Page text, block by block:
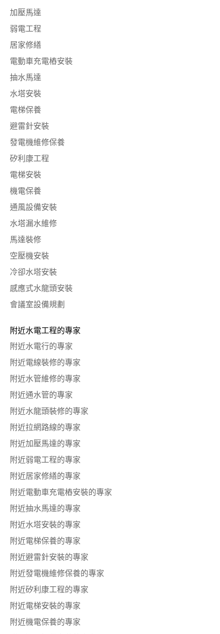
加壓馬達
弱電工程
居家修繕
電動車充電樁安裝
抽水馬達
水塔安裝
電梯保養
避雷針安裝
發電機維修保養
矽利康工程
電梯安裝
機電保養
通風設備安裝
水塔漏水維修
馬達裝修
空壓機安裝
冷卻水塔安裝
感應式水龍頭安裝
會議室設備規劃
附近水電工程的專家
附近水電行的專家
附近電線裝修的專家
附近水管維修的專家
附近通水管的專家
附近水龍頭裝修的專家
附近拉網路線的專家
附近加壓馬達的專家
附近弱電工程的專家
附近居家修繕的專家
附近電動車充電樁安裝的專家
附近抽水馬達的專家
附近水塔安裝的專家
附近電梯保養的專家
附近避雷針安裝的專家
附近發電機維修保養的專家
附近矽利康工程的專家
附近電梯安裝的專家
附近機電保養的專家